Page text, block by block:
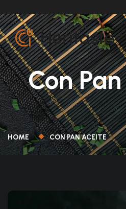
Con
HOME CON PAN ACEITE